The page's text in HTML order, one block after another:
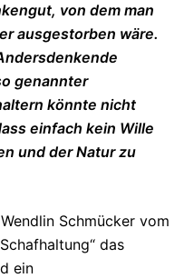
von dem man
ausgestorben wäre.
genannter
könnte nicht
einfach kein Wille
und der Natur zu
Schmücker vom
das
ein